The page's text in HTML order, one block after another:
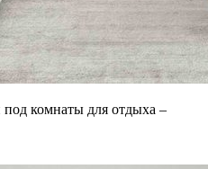
под комнаты для отдыха –